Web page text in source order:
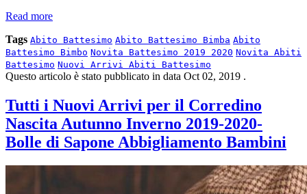
Read more
Tags Abito Battesimo Abito Battesimo Bimba Abito
Battesimo Bimbo Novita Battesimo 2019 2020 Novita Abiti
Battesimo Nuovi Arrivi Abiti Battesimo
Questo articolo è stato pubblicato in data Oct 02, 2019 .
Tutti i Nuovi Arrivi per il Corredino
Nascita Autunno Inverno 2019-2020-
Bolle di Sapone Abbigliamento Bambini